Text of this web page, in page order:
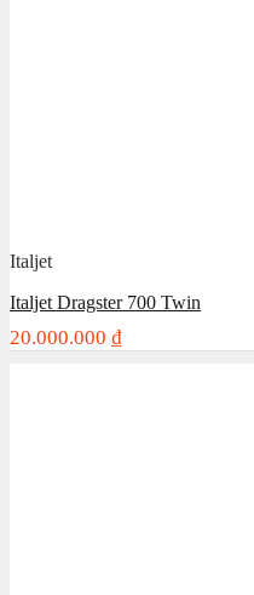
Italjet
Italjet Dragster 700 Twin
20.000.000 ₫